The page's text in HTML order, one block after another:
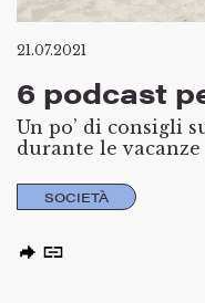
21.07.2021
6 podcast
Un po’ di consigli
durante le vacanze
SOCIETÀ